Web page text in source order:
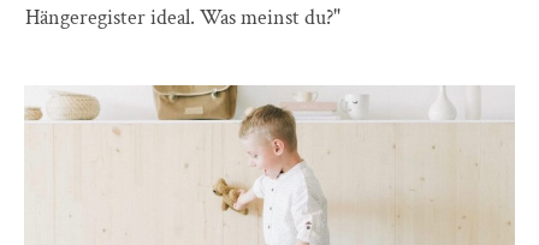
Hängeregister ideal. Was meinst du?"